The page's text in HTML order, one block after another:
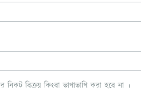
বিক্রয় কিংবা ভাগাভাগি করা হবে না ।